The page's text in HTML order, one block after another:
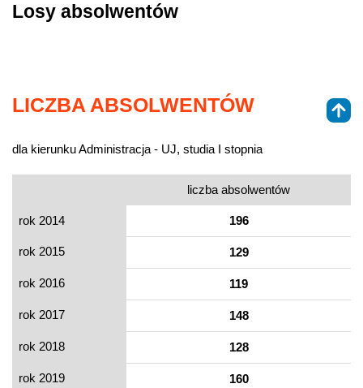
Losy absolwentów
LICZBA ABSOLWENTÓW
dla kierunku Administracja - UJ, studia I stopnia
liczba absolwentów
rok 2014 196
rok 2015 129
rok 2016 119
rok 2017 148
rok 2018 128
rok 2019 160